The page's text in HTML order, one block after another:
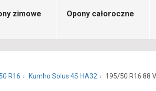
zimowe Opony całoroczne
R16 Kumho Solus 4S HA32 195/50 R16 88 V